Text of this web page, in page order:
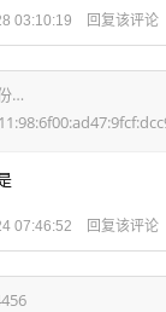
03:10:19 回复该评论
对方的身份的身份
07:46:52 回复该评论